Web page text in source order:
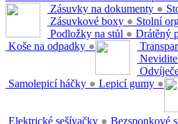
Zásuvky na dokumenty ●
Zásuvkové boxy ● Stolní
Podložky na stůl ● Drátěný
Koše na odpadky ●
Samolepicí háčky ● Lepicí gumy ●
Elektrické sešívačky ● Bezsponkové